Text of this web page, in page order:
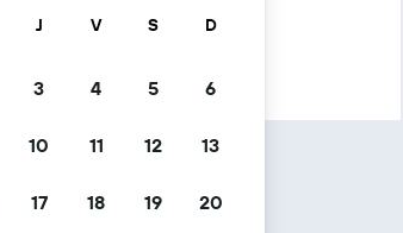
J V S D
3 4 5 6
10 11 12 13
17 18 19 20